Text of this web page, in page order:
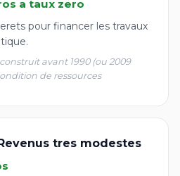
a taux zero
pour financer les travaux
avant 1990 (ou 2009
de ressources
tres modestes